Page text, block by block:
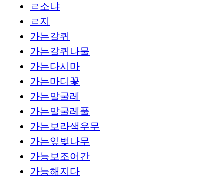
ㄹ소냐
ㄹ지
가는갈퀴
가는갈퀴나물
가는다시마
가는마디꽃
가는말굴레
가는말굴레풀
가는보라색우무
가는잎벚나무
가능보조어간
가능해지다